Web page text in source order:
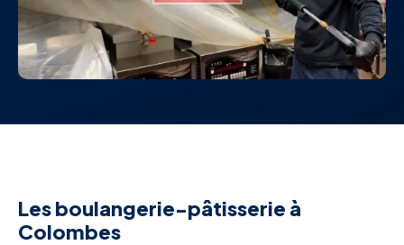
Les boulangerie-pâtisserie à
Colombes